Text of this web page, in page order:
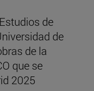
de
de
de la
que se
2025